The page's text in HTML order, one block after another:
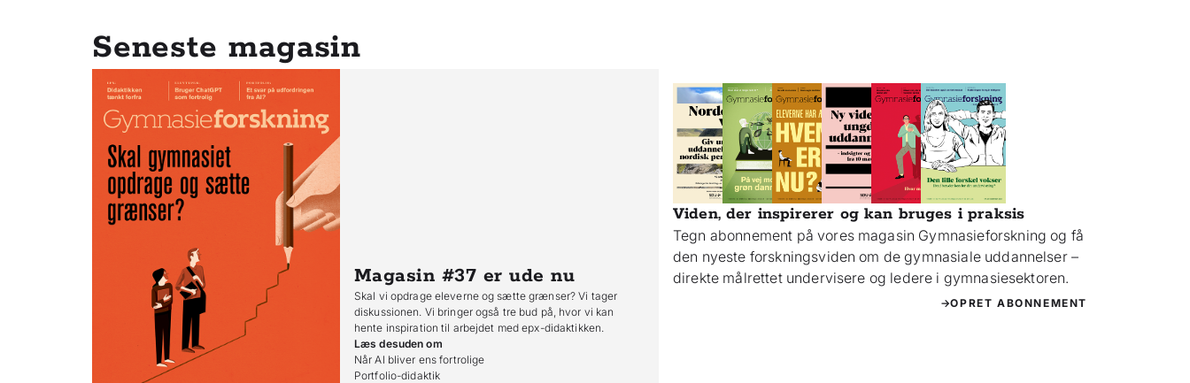
Seneste magasin
Magasin #37 er ude nu
Skal vi opdrage eleverne og sætte grænser? Vi tager
diskussionen. Vi bringer også tre bud på, hvor vi kan
hente inspiration til arbejdet med epx-didaktikken.
Læs desuden om
Når AI bliver ens fortrolige
Portfolio-didaktik
Viden, der inspirerer og kan bruges i praksis
Tegn abonnement på vores magasin Gymnasieforskning og få
den nyeste forskningsviden om de gymnasiale uddannelser –
direkte målrettet undervisere og ledere i gymnasiesektoren.
OPRET ABONNEMENT